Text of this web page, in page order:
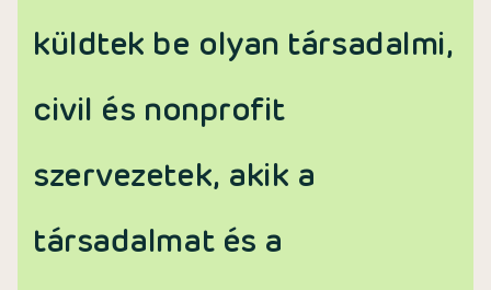
küldtek be olyan társadalmi,
civil és nonprofit
szervezetek, akik a
társadalmat és a